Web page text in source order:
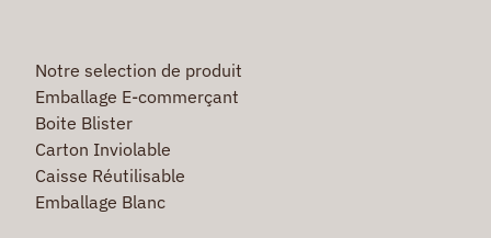
Notre selection de produit
Emballage E-commerçant
Boite Blister
Carton Inviolable
Caisse Réutilisable
Emballage Blanc